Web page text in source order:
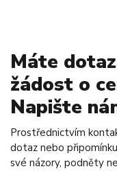
Máte
žádost o
Napište
Prostřednictvím
dotaz nebo
své názory, podněty